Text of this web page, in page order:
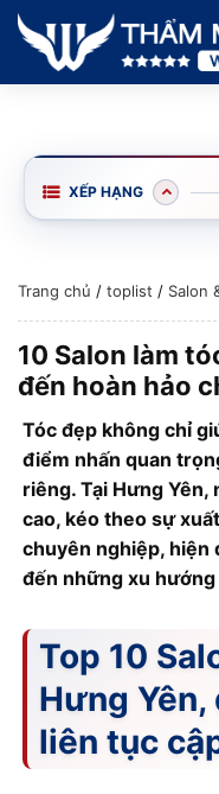
XẾP HẠNG
Trang chủ / toplist / Salon
10 Salon làm
đến hoàn hảo
Tóc đẹp không chỉ
điểm nhấn quan
riêng. Tại Hưng Yên,
cao, kéo theo sự
chuyên nghiệp, hiện
đến những xu
Top 10
Hưng
liên tục